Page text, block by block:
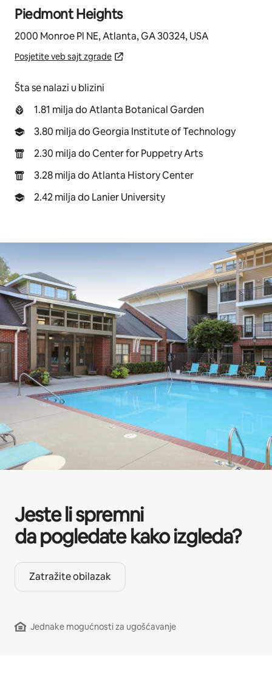
Piedmont Heights
2000 Monroe Pl NE, Atlanta, GA 30324, USA
Posjetite veb sajt zgrade
Šta se nalazi u blizini
1.81 milja do Atlanta Botanical Garden
3.80 milja do Georgia Institute of Technology
2.30 milja do Center for Puppetry Arts
3.28 milja do Atlanta History Center
2.42 milja do Lanier University
Jeste li spremni
da pogledate kako izgleda?
Zatražite obilazak
Jednake mogućnosti za ugošćavanje